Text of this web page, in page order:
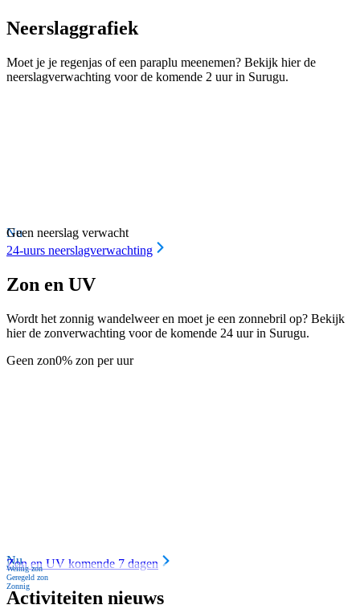
Neerslaggrafiek
Moet je je regenjas of een paraplu meenemen? Bekijk hier de
neerslagverwachting voor de komende 2 uur in Surugu.
Nu
Geen neerslag verwacht
24-uurs neerslagverwachting
Zon en UV
Wordt het zonnig wandelweer en moet je een zonnebril op? Bekijk
hier de zonverwachting voor de komende 24 uur in Surugu.
Geen zon0% zon per uur
Nu
Weinig zon
Geregeld zon
Zonnig
Zon en UV komende 7 dagen
Activiteiten nieuws